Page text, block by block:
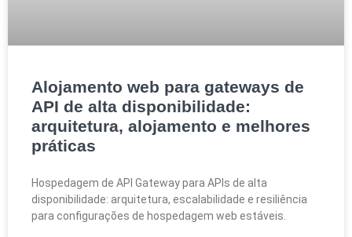
Alojamento web para gateways de
API de alta disponibilidade:
arquitetura, alojamento e melhores
práticas
Hospedagem de API Gateway para APIs de alta
disponibilidade: arquitetura, escalabilidade e resiliência
para configurações de hospedagem web estáveis.